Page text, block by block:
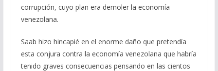
corrupción, cuyo plan era demoler la economía
venezolana.
Saab hizo hincapié en el enorme daño que pretendía
esta conjura contra la economía venezolana que habría
tenido graves consecuencias pensando en las cientos